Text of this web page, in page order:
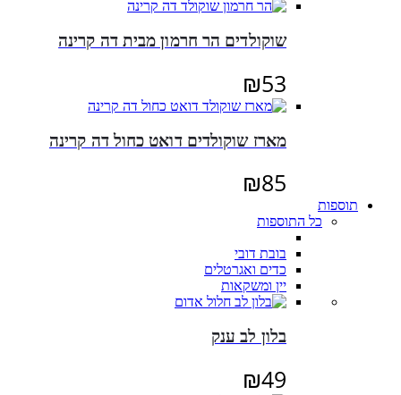
שוקולדים הר חרמון מבית דה קרינה
₪53
מארז שוקולדים דואט כחול דה קרינה
₪85
תוספות
כל התוספות
בובת דובי
כדים ואגרטלים
יין ומשקאות
בלון לב ענק
₪49